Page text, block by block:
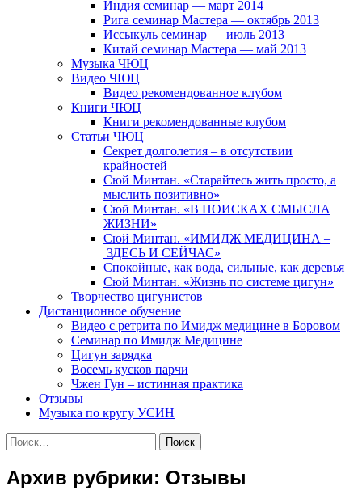
Индия семинар — март 2014
Рига семинар Мастера — октябрь 2013
Иссыкуль семинар — июль 2013
Китай семинар Мастера — май 2013
Музыка ЧЮЦ
Видео ЧЮЦ
Видео рекомендованное клубом
Книги ЧЮЦ
Книги рекомендованные клубом
Статьи ЧЮЦ
Секрет долголетия – в отсутствии
крайностей
Сюй Минтан. «Старайтесь жить просто, а
мыслить позитивно»
Сюй Минтан. «В ПОИСКАХ СМЫСЛА
ЖИЗНИ»
Сюй Минтан. «ИМИДЖ МЕДИЦИНА –
ЗДЕСЬ И СЕЙЧАС»
Спокойные, как вода, сильные, как деревья
Сюй Минтан. «Жизнь по системе цигун»
Творчество цигунистов
Дистанционное обучение
Видео с ретрита по Имидж медицине в Боровом
Семинар по Имидж Медицине
Цигун зарядка
Восемь кусков парчи
Чжен Гун – истинная практика
Отзывы
Музыка по кругу УСИН
Найти:
Архив рубрики: Отзывы